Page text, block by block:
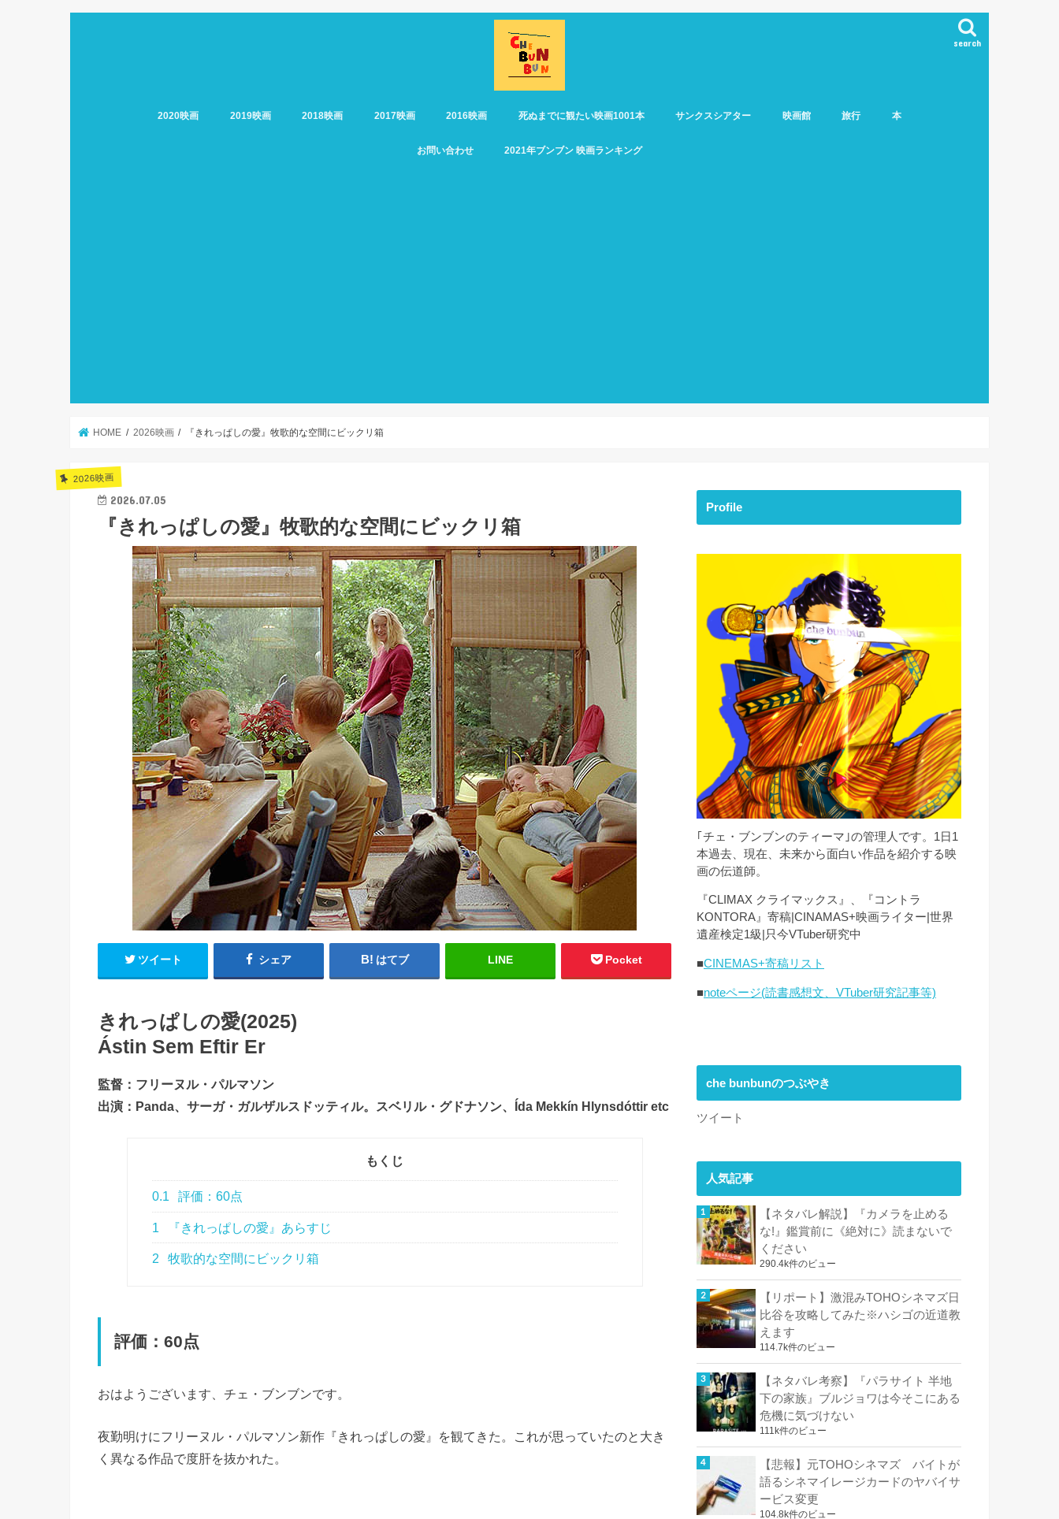
search
2020映画 2019映画 2018映画 2017映画 2016映画 死ぬまでに観たい映画1001本 サンクスシアター 映画館 旅行 本
お問い合わせ 2021年ブンブン 映画ランキング
HOME 2026映画 『きれっぱしの愛』牧歌的な空間にビックリ箱
2026映画
2026.07.05
『きれっぱしの愛』牧歌的な空間にビックリ箱
ツイート シェア はてブ LINE Pocket
きれっぱしの愛(2025)
Ástin Sem Eftir Er
監督：フリーヌル・パルマソン
出演：Panda、サーガ・ガルザルスドッティル。スベリル・グドナソン、Ída Mekkín Hlynsdóttir etc
もくじ
0.1 評価：60点
1 『きれっぱしの愛』あらすじ
2 牧歌的な空間にビックリ箱
評価：60点
おはようございます、チェ・ブンブンです。
夜勤明けにフリーヌル・パルマソン新作『きれっぱしの愛』を観てきた。これが思っていたのと大き
く異なる作品で度肝を抜かれた。
Profile
｢チェ・ブンブンのティーマ｣の管理人です。1日1
本過去、現在、未来から面白い作品を紹介する映
画の伝道師。
『CLIMAX クライマックス』、『コントラ
KONTORA』寄稿|CINAMAS+映画ライター|世界
遺産検定1級|只今VTuber研究中
■CINEMAS+寄稿リスト
■noteページ(読書感想文、VTuber研究記事等)
che bunbunのつぶやき
ツイート
人気記事
【ネタバレ解説】『カメラを止める
な!』鑑賞前に《絶対に》読まないで
ください
290.4k件のビュー
【リポート】激混みTOHOシネマズ日
比谷を攻略してみた※ハシゴの近道教
えます
114.7k件のビュー
【ネタバレ考察】『パラサイト 半地
下の家族』ブルジョワは今そこにある
危機に気づけない
111k件のビュー
【悲報】元TOHOシネマズ バイトが
語るシネマイレージカードのヤバイサ
ービス変更
104.8k件のビュー